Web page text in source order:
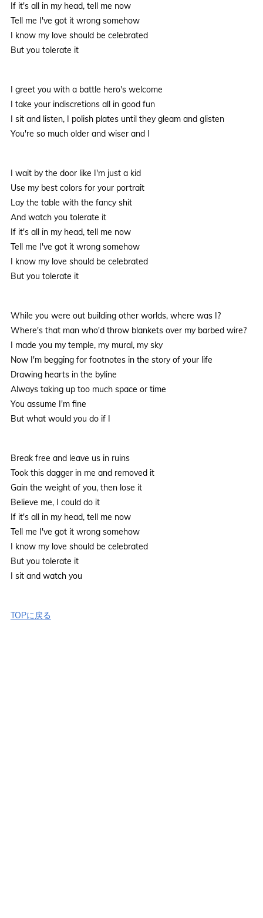
If it's all in my head, tell me now
Tell me I've got it wrong somehow
I know my love should be celebrated
But you tolerate it
I greet you with a battle hero's welcome
I take your indiscretions all in good fun
I sit and listen, I polish plates until they gleam and glisten
You're so much older and wiser and I
I wait by the door like I'm just a kid
Use my best colors for your portrait
Lay the table with the fancy shit
And watch you tolerate it
If it's all in my head, tell me now
Tell me I've got it wrong somehow
I know my love should be celebrated
But you tolerate it
While you were out building other worlds, where was I?
Where's that man who'd throw blankets over my barbed wire?
I made you my temple, my mural, my sky
Now I'm begging for footnotes in the story of your life
Drawing hearts in the byline
Always taking up too much space or time
You assume I'm fine
But what would you do if I
Break free and leave us in ruins
Took this dagger in me and removed it
Gain the weight of you, then lose it
Believe me, I could do it
If it's all in my head, tell me now
Tell me I've got it wrong somehow
I know my love should be celebrated
But you tolerate it
I sit and watch you
TOPに戻る